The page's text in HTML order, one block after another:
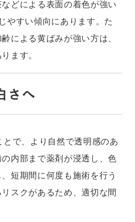
どによる表面の着色が強い
やすい傾向にあります。た
による黄ばみが強い方は、
ます。
さへ
で、より自然で透明感のあ
内部まで薬剤が浸透し、色
短期間に何度も施術を行う
スクがあるため、適切な間